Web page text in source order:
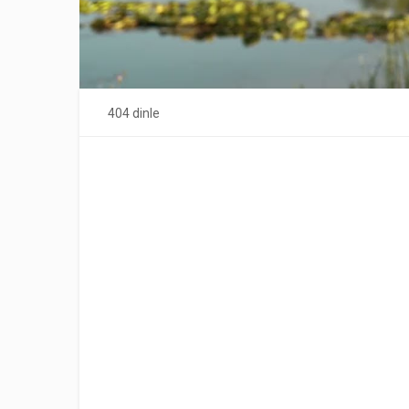
404 dinle